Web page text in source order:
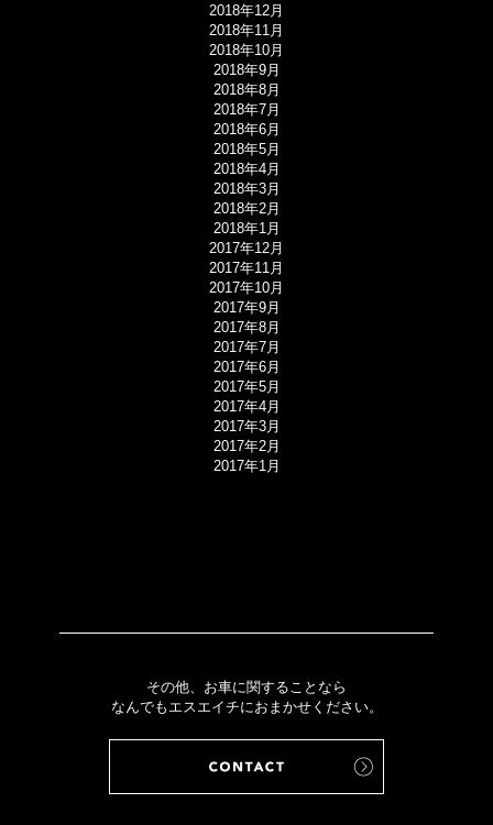
2018年12月
2018年11月
2018年10月
2018年9月
2018年8月
2018年7月
2018年6月
2018年5月
2018年4月
2018年3月
2018年2月
2018年1月
2017年12月
2017年11月
2017年10月
2017年9月
2017年8月
2017年7月
2017年6月
2017年5月
2017年4月
2017年3月
2017年2月
2017年1月
その他、お車に関することなら
なんでもエスエイチにおまかせください。